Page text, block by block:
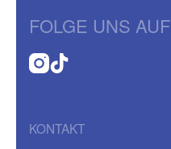
FOLGE UNS AUF
KONTAKT